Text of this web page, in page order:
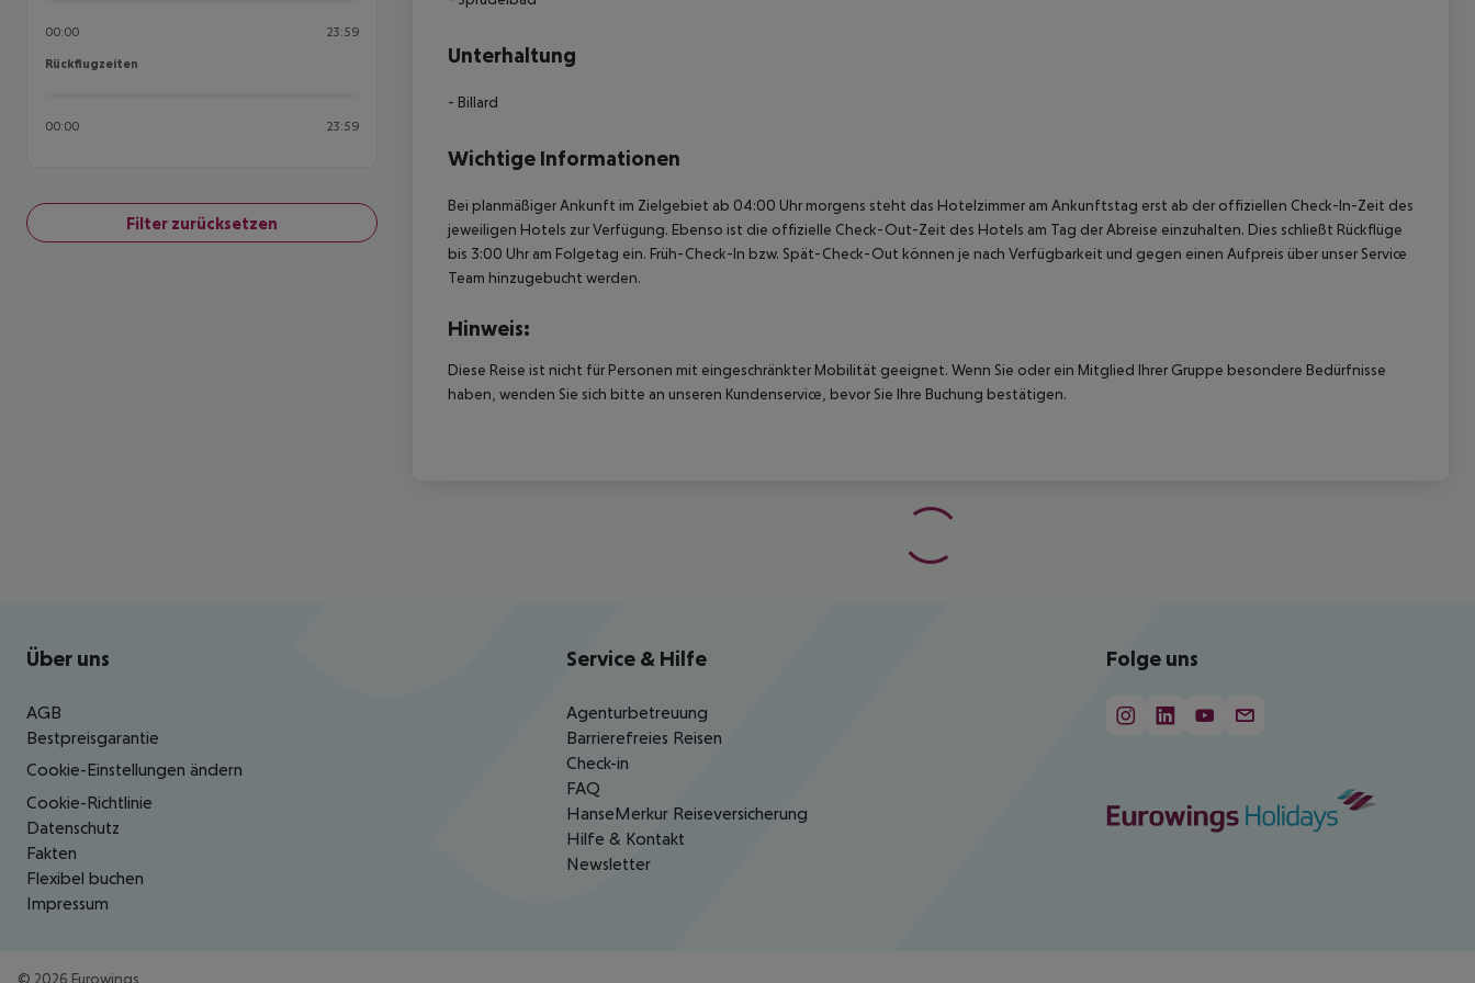
00:00 23:59
Rückflugzeiten
Rückflugzeiten
00:00 23:59
Filter zurücksetzen
Unterhaltung
- Billard
Wichtige Informationen
Bei planmäßiger Ankunft im Zielgebiet ab 04:00 Uhr morgens steht das Hotelzimmer am Ankunftstag erst ab der offiziellen Check-In-Zeit des
jeweiligen Hotels zur Verfügung. Ebenso ist die offizielle Check-Out-Zeit des Hotels am Tag der Abreise einzuhalten. Dies schließt Rückflüge
bis 3:00 Uhr am Folgetag ein. Früh-Check-In bzw. Spät-Check-Out können je nach Verfügbarkeit und gegen einen Aufpreis über unser Service
Team hinzugebucht werden.
Hinweis:
Diese Reise ist nicht für Personen mit eingeschränkter Mobilität geeignet. Wenn Sie oder ein Mitglied Ihrer Gruppe besondere Bedürfnisse
haben, wenden Sie sich bitte an unseren Kundenservice, bevor Sie Ihre Buchung bestätigen.
Footer navigation
Über uns
AGB
Bestpreisgarantie
Cookie-Einstellungen ändern
Cookie-Richtlinie
Datenschutz
Fakten
Flexibel buchen
Impressum
Service & Hilfe
Agenturbetreuung
Barrierefreies Reisen
Check-in
FAQ
HanseMerkur Reiseversicherung
Hilfe & Kontakt
Newsletter
Folge uns
© 2026 Eurowings